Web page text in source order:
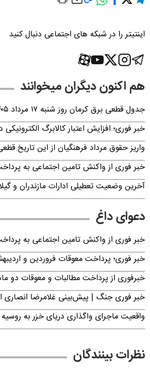
اینتیتر را در شبکه های اجتماعی دنبال کنید
هم اکنون دیگران میخوانند
جدول قطعی برق کرمان روز شنبه ۱۷ مرداد ۱۴۰۵ | برنامه خاموشی برق کرمان اعلام شد
خبر فوری؛ افزایش اعتبار کالابرگ الکترونیکی در مرداد
واریز حقوق مرداد فرهنگیان از این تاریخ
خبر فوری از واکنش تامین اجتماعی به پرداخت
آخرین وضعیت تعطیلی ادارات مازندران و گیلان و
دعوای داغ
خبر فوری از واکنش تامین اجتماعی به پرداخت
خبر فوری؛ پرداخت معوقات فروردین و
خبرفوری از پرداخت مطالبات و معوقات دو
خبر فوری جنگ | پیش‌بینی غلامرضا انصاری
واقعیت ماجرای واگذاری دریای خزر به
نظرات بینندگان